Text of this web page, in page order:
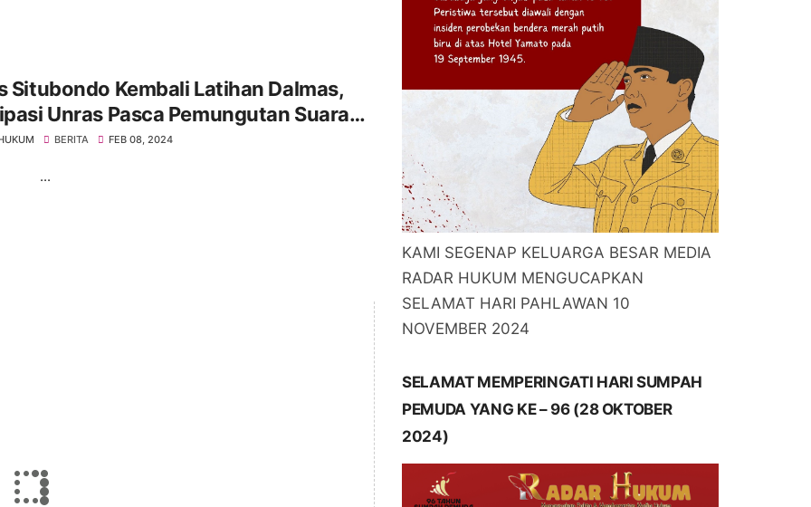
Situbondo Kembali Latihan Dalmas,
Unras Pasca Pemungutan Suara
2024BERITA FEB 08, 2024
KAMI SEGENAP KELUARGA BESAR MEDIA
RADAR HUKUM MENGUCAPKAN
SELAMAT HARI PAHLAWAN 10
NOVEMBER 2024
SELAMAT MEMPERINGATI HARI SUMPAH
PEMUDA YANG KE – 96 (28 OKTOBER
2024)